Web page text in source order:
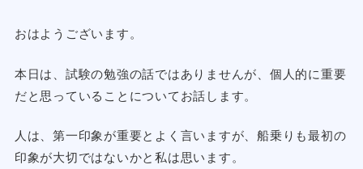
おはようございます。
本日は、試験の勉強の話ではありませんが、個人的に重要
だと思っていることについてお話します。
人は、第一印象が重要とよく言いますが、船乗りも最初の
印象が大切ではないかと私は思います。